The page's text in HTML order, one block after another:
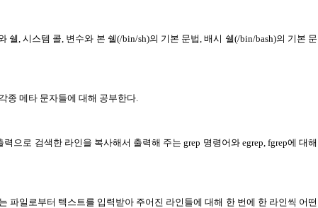
, 시스템 콜, 변수와 본 쉘(/bin/sh)의 기본 문법, 배시 쉘(/bin/bash)의 기본 문
종 메타 문자들에 대해 공부한다.
으로 검색한 라인을 복사해서 출력해 주는 grep 명령어와 egrep, fgrep에 대해
파일로부터 텍스트를 입력받아 주어진 라인들에 대해 한 번에 한 라인씩 어떤